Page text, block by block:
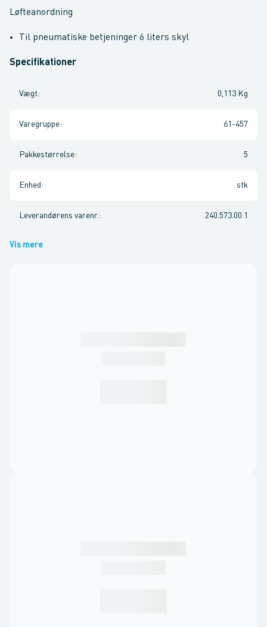
Løfteanordning
Til pneumatiske betjeninger 6 liters skyl
Specifikationer
Vægt: 0,113 Kg
Varegruppe: 61-457
Pakkestørrelse: 5
Enhed : stk
Leverandørens varenr. : 240.573.00.1
Vis mere